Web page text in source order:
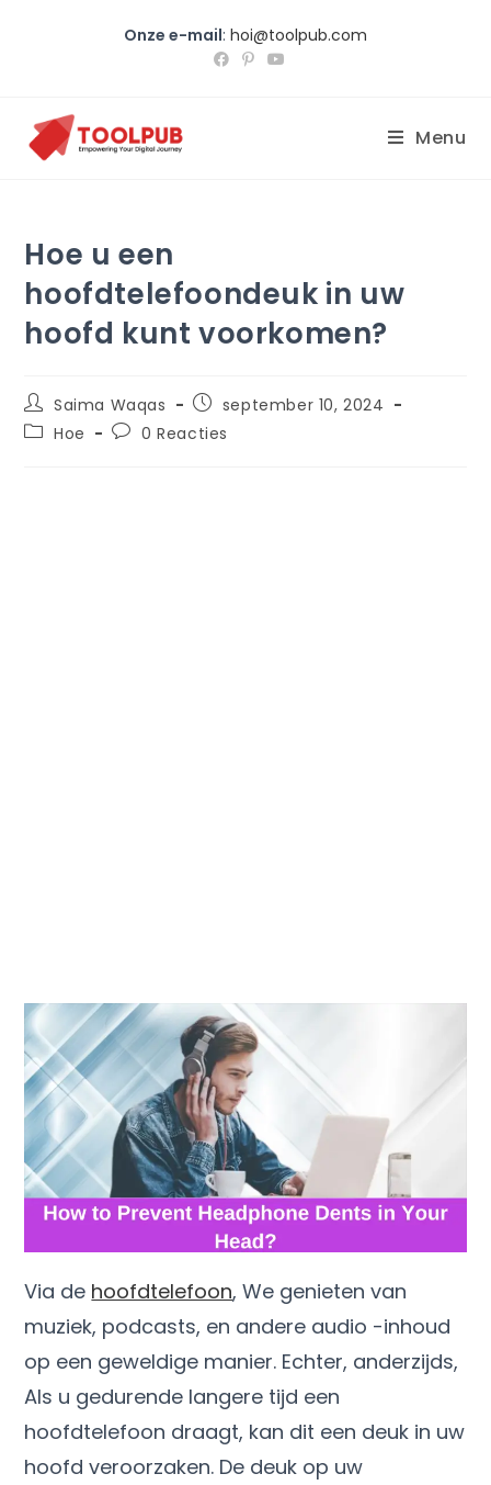
Onze e-mail: hoi@toolpub.com
Menu
Hoe u een
hoofdtelefoondeuk in uw
hoofd kunt voorkomen?
Saima Waqas
september 10, 2024
Hoe
0 Reacties
Via de hoofdtelefoon, We genieten van
muziek, podcasts, en andere audio -inhoud
op een geweldige manier. Echter, anderzijds,
Als u gedurende langere tijd een
hoofdtelefoon draagt, kan dit een deuk in uw
hoofd veroorzaken. De deuk op uw